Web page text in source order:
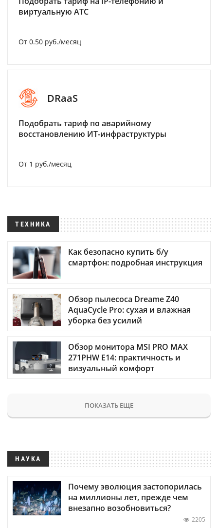
виртуальную АТС
От 0.50 руб./месяц
DRaaS
Подобрать тариф по аварийному
восстановлению ИТ-инфраструктуры
От 1 руб./месяц
ТЕХНИКА
Как безопасно купить б/у
смартфон: подробная инструкция
Обзор пылесоса Dreame Z40
AquaCycle Pro: сухая и влажная
уборка без усилий
Обзор монитора MSI PRO MAX
271PHW E14: практичность и
визуальный комфорт
ПОКАЗАТЬ ЕЩЕ
НАУКА
Почему эволюция застопорилась
на миллионы лет, прежде чем
внезапно возобновиться?
2205